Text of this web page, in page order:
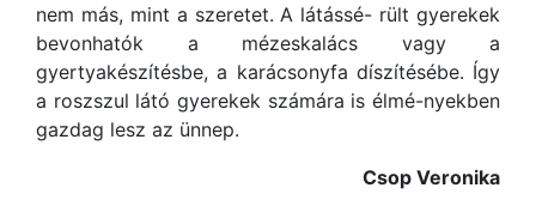
nem más, mint a szeretet. A látássé- rült gyerekek
bevonhatók a mézeskalács vagy a
gyertyakészítésbe, a karácsonyfa díszítésébe. Így
a roszszul látó gyerekek számára is élmé-nyekben
gazdag lesz az ünnep.
Csop Veronika